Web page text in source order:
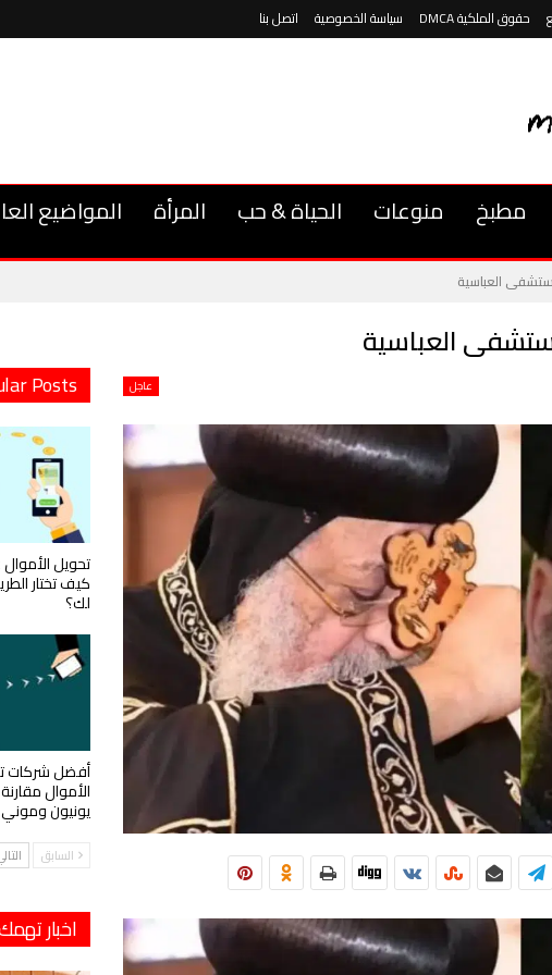
حقوق الملكية DMCA سياسة الخصوصية اتصل بنا
مطبخ منوعات الحياة & حب المرأة المواضيع
العباسية
العباسية
عاجل Posts
تحويل الأموال
كيف تختار
لك؟
أفضل شركات
الأموال
يونيون
السابق
اخبار